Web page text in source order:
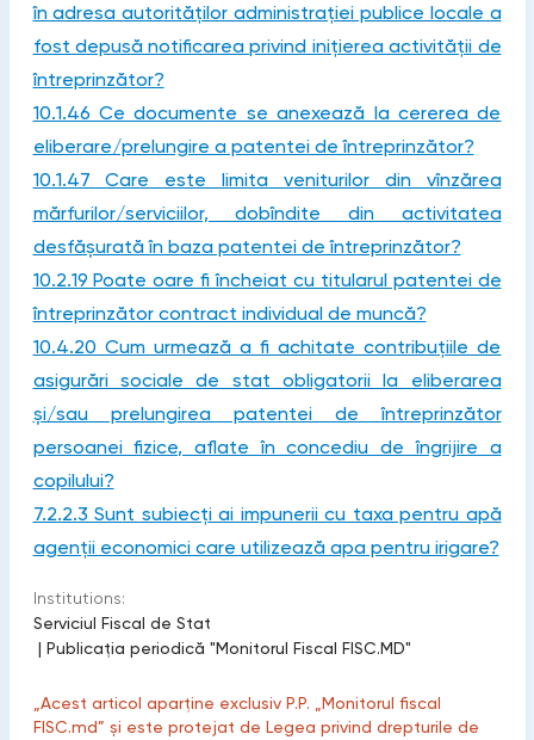
în adresa autorităților administrației publice locale a
fost depusă notificarea privind inițierea activității de
întreprinzător?
10.1.46 Ce documente se anexează la cererea de
eliberare/prelungire a patentei de întreprinzător?
10.1.47 Care este limita veniturilor din vînzărea
mărfurilor/serviciilor, dobîndite din activitatea
desfășurată în baza patentei de întreprinzător?
10.2.19 Poate oare fi încheiat cu titularul patentei de
întreprinzător contract individual de muncă?
10.4.20 Cum urmează a fi achitate contribuțiile de
asigurări sociale de stat obligatorii la eliberarea
și/sau prelungirea patentei de întreprinzător
persoanei fizice, aflate în concediu de îngrijire a
copilului?
7.2.2.3 Sunt subiecți ai impunerii cu taxa pentru apă
agenții economici care utilizează apa pentru irigare?
Institutions:
Serviciul Fiscal de Stat
| Publicaţia periodică "Monitorul Fiscal FISC.MD"
„Acest articol aparține exclusiv P.P. „Monitorul fiscal
FISC.md” și este protejat de Legea privind drepturile de